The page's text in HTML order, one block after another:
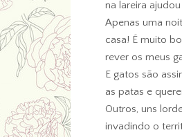
na lareira
Apenas uma
casa! É muito
rever os meus
E gatos são
as patas e
Outros, uns
invadindo o